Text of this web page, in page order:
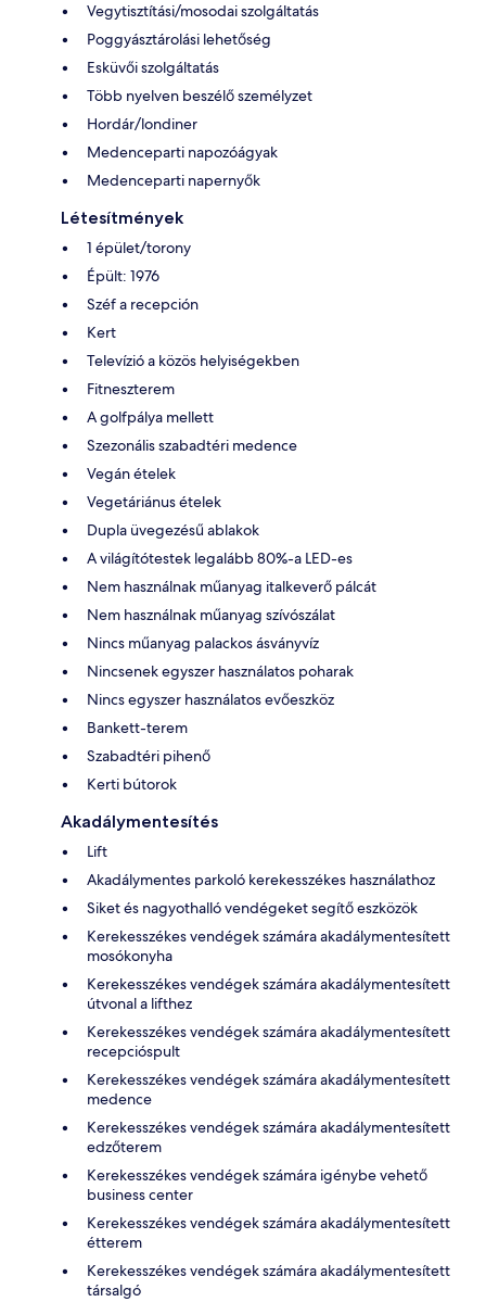
Vegytisztítási/mosodai szolgáltatás
Poggyásztárolási lehetőség
Esküvői szolgáltatás
Több nyelven beszélő személyzet
Hordár/londiner
Medenceparti napozóágyak
Medenceparti napernyők
Létesítmények
1 épület/torony
Épült: 1976
Széf a recepción
Kert
Televízió a közös helyiségekben
Fitneszterem
A golfpálya mellett
Szezonális szabadtéri medence
Vegán ételek
Vegetáriánus ételek
Dupla üvegezésű ablakok
A világítótestek legalább 80%-a LED-es
Nem használnak műanyag italkeverő pálcát
Nem használnak műanyag szívószálat
Nincs műanyag palackos ásványvíz
Nincsenek egyszer használatos poharak
Nincs egyszer használatos evőeszköz
Bankett-terem
Szabadtéri pihenő
Kerti bútorok
Akadálymentesítés
Lift
Akadálymentes parkoló kerekesszékes használathoz
Siket és nagyothalló vendégeket segítő eszközök
Kerekesszékes vendégek számára akadálymentesített
mosókonyha
Kerekesszékes vendégek számára akadálymentesített
útvonal a lifthez
Kerekesszékes vendégek számára akadálymentesített
recepcióspult
Kerekesszékes vendégek számára akadálymentesített
medence
Kerekesszékes vendégek számára akadálymentesített
edzőterem
Kerekesszékes vendégek számára igénybe vehető
business center
Kerekesszékes vendégek számára akadálymentesített
étterem
Kerekesszékes vendégek számára akadálymentesített
társalgó